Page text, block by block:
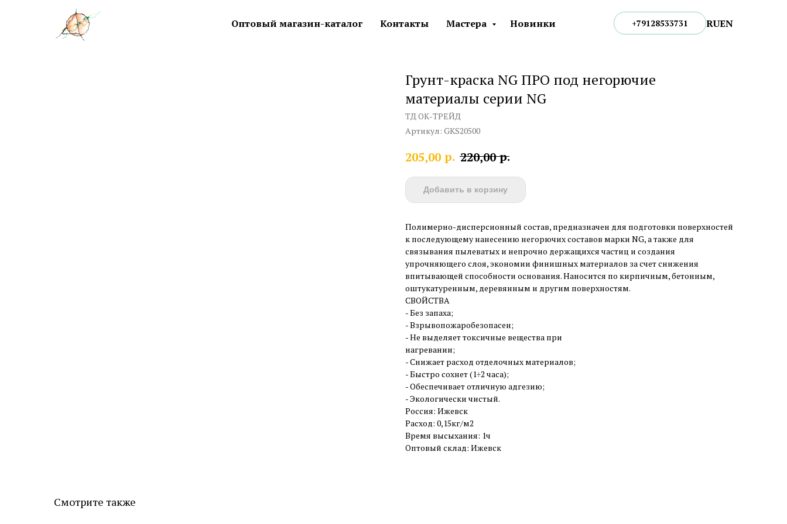
Оптовый магазин-каталог Контакты Мастера Новинки +79128533731 RUEN
Грунт-краска NG ПРО под негорючие
материалы серии NG
ТД ОК-ТРЕЙД
Артикул: GKS20500
205,00 р. 220,00 р.
Добавить в корзину
Полимерно-дисперсионный состав, предназначен для подготовки поверхностей
к последующему нанесению негорючих составов марки NG, а также для
связывания пылеватых и непрочно держащихся частиц и создания
упрочняющего слоя, экономии финишных материалов за счет снижения
впитывающей способности основания. Наносится по кирпичным, бетонным,
оштукатуренным, деревянным и другим поверхностям.
СВОЙСТВА
- Без запаха;
- Взрывопожаробезопасен;
- Не выделяет токсичные вещества при
нагревании;
- Снижает расход отделочных материалов;
- Быстро сохнет (1÷2 часа);
- Обеспечивает отличную адгезию;
- Экологически чистый.
Россия: Ижевск
Расход: 0,15кг/м2
Время высыхания: 1ч
Оптовый склад: Ижевск
Смотрите также